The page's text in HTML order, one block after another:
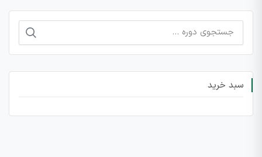
through
رایگان!
جستجو
برای:
سبد خرید